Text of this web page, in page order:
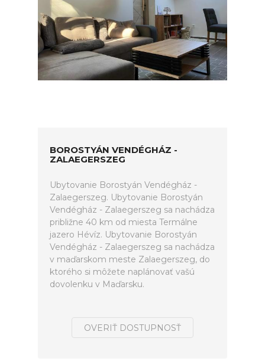
BOROSTYÁN VENDÉGHÁZ -
ZALAEGERSZEG
Ubytovanie Borostyán Vendégház -
Zalaegerszeg. Ubytovanie Borostyán
Vendégház - Zalaegerszeg sa nachádza
približne 40 km od miesta Termálne
jazero Hévíz. Ubytovanie Borostyán
Vendégház - Zalaegerszeg sa nachádza
v maďarskom meste Zalaegerszeg, do
ktorého si môžete naplánovať vašú
dovolenku v Maďarsku.
OVERIŤ DOSTUPNOSŤ